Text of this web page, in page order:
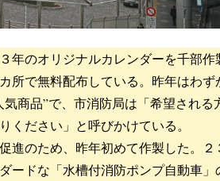
のオリジナルカレンダーを千部作
所で無料配布している。昨年はわず
商品”で、市消防局は「希望される
ください」と呼びかけている。
のため、昨年初めて作製した。２
ードな「水槽付消防ポンプ自動車」